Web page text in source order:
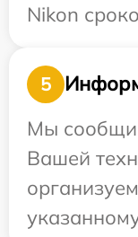
Nikon
5
Мы
Вашей